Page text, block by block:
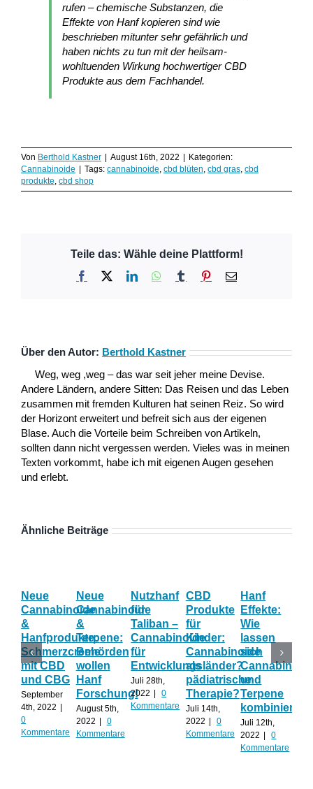
rufen – chemische Substanzen, die
Effekte von Hanf kopieren sind wie
beschrieben mitunter sehr gefährlich und
haben nichts zu tun mit der heilsam-
wohltuenden Wirkung hochwertiger CBD
Produkte aus dem Fachhandel.
Von Berthold Kastner August 16th, 2022
Kategorien:
Cannabinoide
Tags: cannabinoide, cbd blüten, cbd gras, cbd
produkte, cbd shop
Teile das: Wähle deine Plattform!
Facebook LinkedInWhatsApp
Tumblr Pinterest
E-
Über den Autor: Berthold Kastner
Weg, weg ,weg – das war seit jeher meine Devise.
Andere Ländern, andere Sitten: Das Reisen und das Leben
zusammen mit fremden Kulturen hat seinen Reiz. So wird
der Horizont erweitert und befreit sich aus der eigenen
Blase. Auch die Vorteile beim Schreiben von Artikeln,
sollten dann nicht vergessen werden. Vieles was in meinen
Texten vorkommt, habe ich mit eigenen Augen gesehen
und erlebt.
Ähnliche Beiträge
Neue
Cannabinoide
&
Hanfprodukte:
Schmerzcreme
mit CBD
und CBG
September
4th, 2022
0
Kommentare
Neue
Cannabinoide
&
Terpene:
Behörden
wollen
Hanf
Forschung!
August 5th,
2022
0
Kommentare
Nutzhanf
für
Taliban –
Cannabinoide
für
Entwicklungsländer?
Juli 28th,
2022
0
Kommentare
CBD
Produkte
für
Kinder:
Cannabinoide
als
pädiatrische
Therapie?
Juli 14th,
2022
0
Kommentare
Hanf
Effekte:
Wie
lassen
sich
und
Terpene
Juli 12th,
2022
0
Kommentare